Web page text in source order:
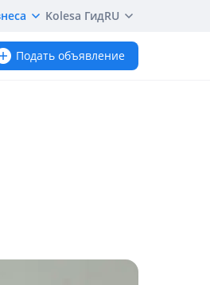
Kolesa ГидRU
Подать объявление